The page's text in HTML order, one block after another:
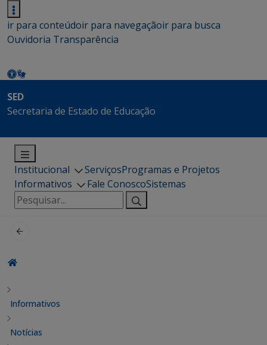
ir para conteúdoir para navegaçãoir para busca
Ouvidoria Transparência
SED
Secretaria de Estado de Educação
Institucional ServiçosProgramas e Projetos
Informativos
Fale ConoscoSistemas
Pesquisar
por:
Informativos
Notícias